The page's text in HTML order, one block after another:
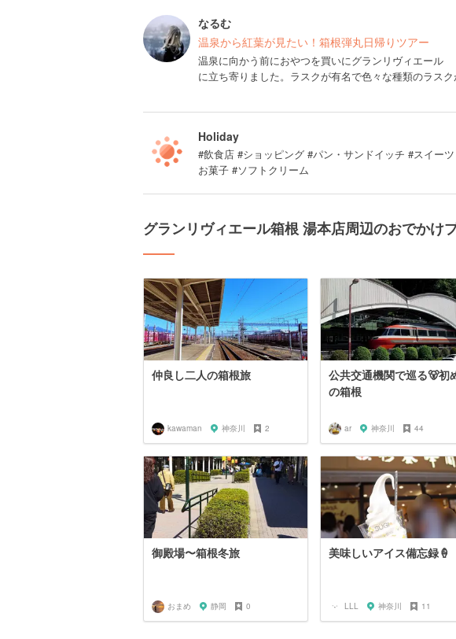
なるむ
温泉から紅葉が見たい！箱根弾丸日帰りツアー
温泉に向かう前におやつを買いにグランリヴィエール
に立ち寄りました。ラスクが有名で色々な種類のラスク
Holiday
#飲食店 #ショッピング #パン・サンドイッチ #スイー
お菓子 #ソフトクリーム
グランリヴィエール箱根 湯本店周辺のおでかけ
仲良し二人の箱根旅
kawaman 神奈川 2
公共交通機関で巡る🐻初
の箱根
ar 神奈川 44
御殿場〜箱根冬旅
おまめ 静岡 0
美味しいアイス備忘録🍦
LLL 神奈川 11